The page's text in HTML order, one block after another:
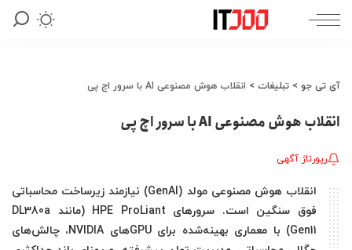
آی تی جو > تبلیغات > انقلاب هوش مصنوعی AI با سرور اچ پی
انقلاب هوش مصنوعی AI با سرور اچ پی
رپورتاژ آگهی
انقلاب هوش مصنوعی مولد (GenAI) نیازمند زیرساخت محاسباتی
فوق سنگین است. سرورهای HPE ProLiant (مانند DL380a
Gen11) با معماری بهینه‌شده برای GPUهای NVIDIA، چالش‌های